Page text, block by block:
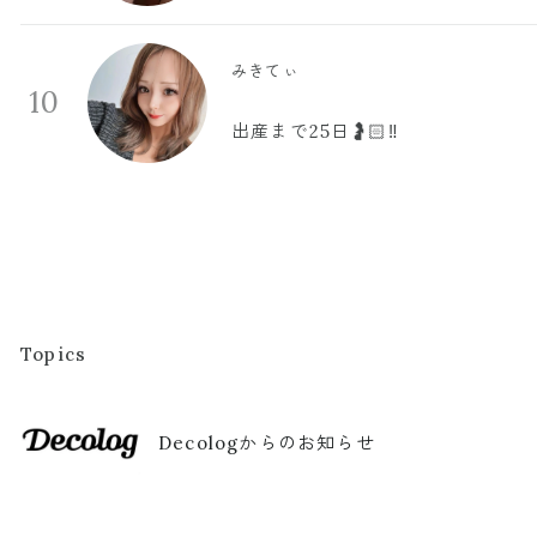
10
みきてぃ
出産まで25日🤰🏻‼️
Topics
Decologからのお知らせ